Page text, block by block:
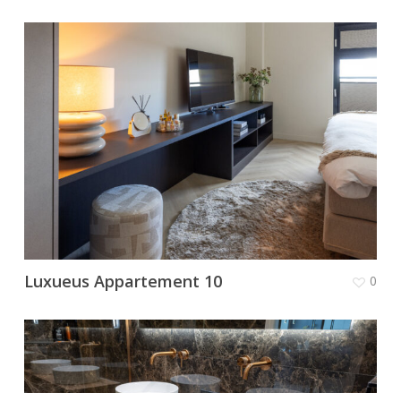
Luxueus Appartement 10 0